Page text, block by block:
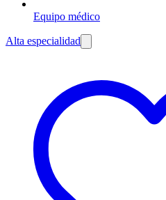
Equipo médico
Alta especialidad